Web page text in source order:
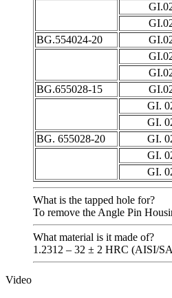
BG.554024-20
BG.655028-15
GI.
GI.
BG. 655028-20
GI.
GI.
GI.
What is the tapped hole for?
To remove the Angle Pin
What material is it made of?
1.2312 – 32 ± 2 HRC (AISI/
Video